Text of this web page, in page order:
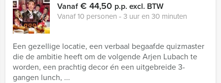
Vanaf€ 44,50 p.p. excl. BTW
Vanaf 10 personen ‐ 3 uur en 30 minuten
Een gezellige locatie, een verbaal begaafde quizmaster
die de ambitie heeft om de volgende Arjen Lubach te
worden, een prachtig decor én een uitgebreide 3-
gangen lunch, ...